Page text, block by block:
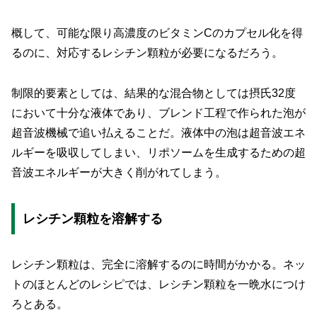
概して、可能な限り高濃度のビタミンCのカプセル化を得
るのに、対応するレシチン顆粒が必要になるだろう。
制限的要素としては、結果的な混合物としては摂氏32度
において十分な液体であり、ブレンド工程で作られた泡が
超音波機械で追い払えることだ。液体中の泡は超音波エネ
ルギーを吸収してしまい、リポソームを生成するための超
音波エネルギーが大きく削がれてしまう。
レシチン顆粒を溶解する
レシチン顆粒は、完全に溶解するのに時間がかかる。ネッ
トのほとんどのレシピでは、レシチン顆粒を一晩水につけ
ろとある。